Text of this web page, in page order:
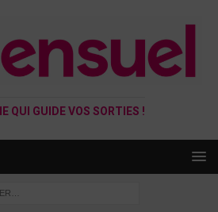
QUI GUIDE VOS SORTIES !